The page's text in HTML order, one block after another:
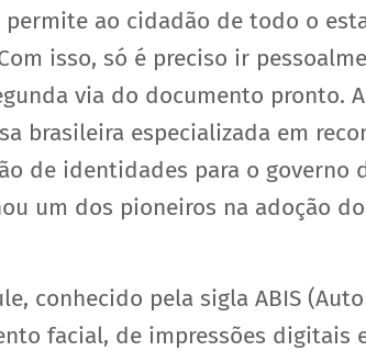
ao cidadão de todo o
isso, só é preciso ir
via do documento pronto.
brasileira especializada em
de identidades para o governo
um dos pioneiros na adoção do
conhecido pela sigla ABIS
facial, de impressões digitais